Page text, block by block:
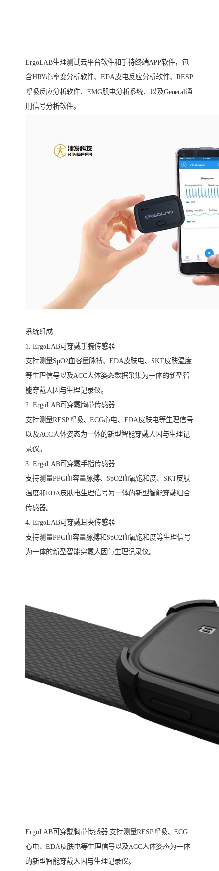
ErgoLAB生理测试云平台软件和手持终端APP软件，包
含HRV心率变分析软件、EDA皮电反应分析软件、RESP
呼吸反应分析软件、EMG肌电分析系统、以及General通
用信号分析软件。
系统组成
1. ErgoLAB可穿戴手腕传感器
支持测量SpO2血容量脉搏、EDA皮肤电、SKT皮肤温度
等生理信号以及ACC人体姿态数据采集为一体的新型智
能穿戴人因与生理记录仪。
2. ErgoLAB可穿戴胸带传感器
支持测量RESP呼吸、ECG心电、EDA皮肤电等生理信号
以及ACC人体姿态为一体的新型智能穿戴人因与生理记
录仪。
3. ErgoLAB可穿戴手指传感器
支持测量PPG血容量脉搏、SpO2血氧饱和度、SKT皮肤
温度和EDA皮肤电生理信号为一体的新型智能穿戴组合
传感器。
4. ErgoLAB可穿戴耳夹传感器
支持测量PPG血容量脉搏和SpO2血氧饱和度等生理信号
为一体的新型智能穿戴人因与生理记录仪。
ErgoLAB可穿戴胸带传感器 支持测量RESP呼吸、ECG
心电、EDA皮肤电等生理信号以及ACC人体姿态为一体
的新型智能穿戴人因与生理记录仪。